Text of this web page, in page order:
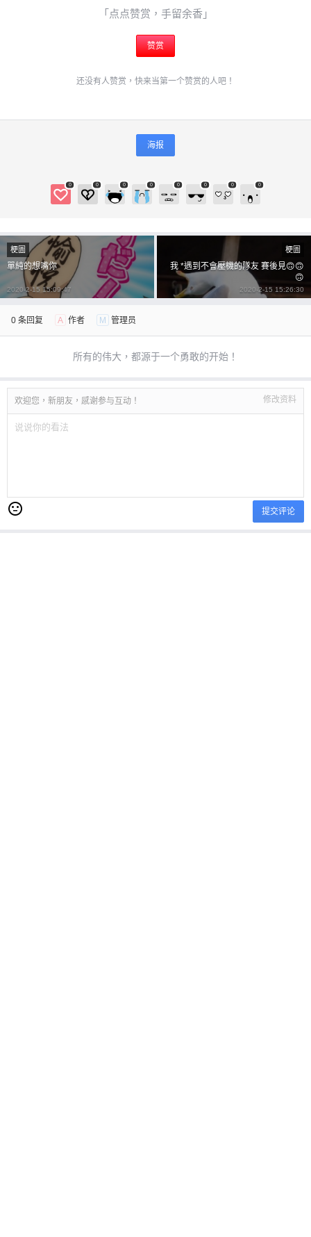
「点点赞赏，手留余香」
赞赏
还没有人赞赏，快来当第一个赞赏的人吧！
海报
0 0 0 0 0 0 0 0
梗圖
單純的想嘴你
2020-2-15 15:09:47
梗圖
我 *遇到不會壓機的隊友 賽後見🙃🙃
🙃
2020-2-15 15:26:30
0 条回复 A 作者 M 管理员
所有的伟大，都源于一个勇敢的开始！
欢迎您，新朋友，感谢参与互动！ 修改资料
提交评论